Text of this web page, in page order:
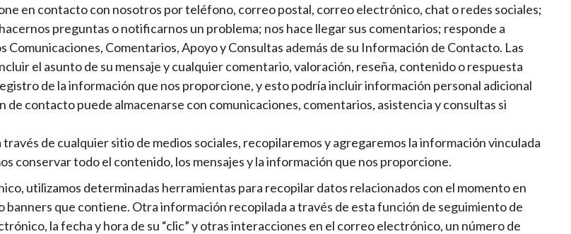
en contacto con nosotros por teléfono, correo postal, correo electrónico, chat o redes sociales;
preguntas o notificarnos un problema; nos hace llegar sus comentarios; responde a
Comentarios, Apoyo y Consultas además de su Información de Contacto. Las
el asunto de su mensaje y cualquier comentario, valoración, reseña, contenido o respuesta
de la información que nos proporcione, y esto podría incluir información personal adicional
contacto puede almacenarse con comunicaciones, comentarios, asistencia y consultas si
de cualquier sitio de medios sociales, recopilaremos y agregaremos la información vinculada
conservar todo el contenido, los mensajes y la información que nos proporcione.
utilizamos determinadas herramientas para recopilar datos relacionados con el momento en
banners que contiene. Otra información recopilada a través de esta función de seguimiento de
la fecha y hora de su “clic” y otras interacciones en el correo electrónico, un número de